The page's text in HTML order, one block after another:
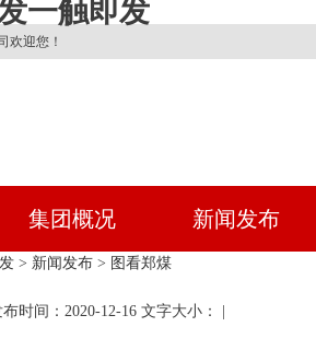
一触即发
欢迎您！
集团概况 新闻发布
> 新闻发布 > 图看郑煤
布时间：2020-12-16 文字大小： |